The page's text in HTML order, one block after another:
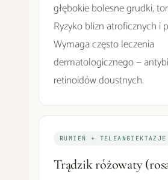
głębokie bolesne grudki,
Ryzyko blizn atroficznych i
Wymaga często leczenia
dermatologicznego —
retinoidów doustnych.
RUMIEŃ + TELEANGIEKTAZJE
Trądzik różowaty